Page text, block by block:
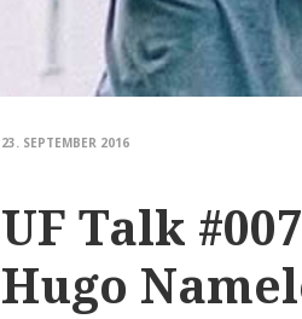
23. SEPTEMBER 2016
UF Talk
Hugo